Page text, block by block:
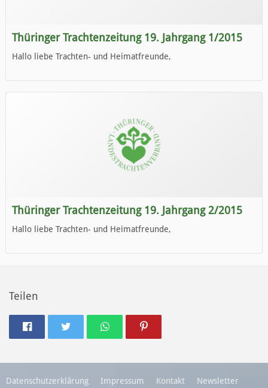
Thüringer Trachtenzeitung 19. Jahrgang 1/2015
Hallo liebe Trachten- und Heimatfreunde,
Wir wünschen Euch viel Spaß beim Lesen.
Thüringer Trachtenzeitung 19. Jahrgang 2/2015
Hallo liebe Trachten- und Heimatfreunde,
Teilen
Datenschutzerklärung Impressum Kontakt Newsletter